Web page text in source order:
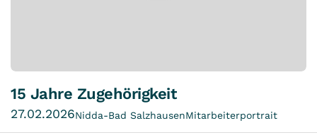
15 Jahre Zugehörigkeit
27.02.2026Nidda-Bad SalzhausenMitarbeiterportrait